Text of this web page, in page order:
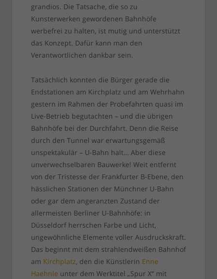
grandios. Die Tatsache, die so zu
Kunsterwerken gewordenen Bahnhöfe
werbefrei zu halten, ist mutig und unterstützt
das Konzept. Dafür kann man den
Verantwortlichen dankbar sein.
Tatsächlich konnten die Bürger gerade die
Endstationen am Kirchplatz und am Wehrhahn
gestern im Rahmen der Probefahrten quasi im
Live-Betrieb begutachten – und die übrigen
Bahnhöfe bei der Durchfahrt. Denn die Reise
durch den Tunnel war erwartungsgemäß
unspektakulär – U-Bahn halt… Aber diese
unverwechselbaren Bauwerke! Weit entfernt
von der Tristesse der Frankfurter B-Ebene, den
hässlichen Stationen der Münchner U-Bahn
oder gar dem angeranzten Zustand der
allermeisten Berliner U-Bahnhöfe: in
Düsseldorf herrschen Farbe und Licht,
ungewöhnliche Elemente voller Ausdruckskraft.
Das beginnt mit dem strahlendweißen Bahnhof
am Kirchplatz, den die Künstlerin Enne
Haehnle unter dem Werktitel „Spur X“ mit